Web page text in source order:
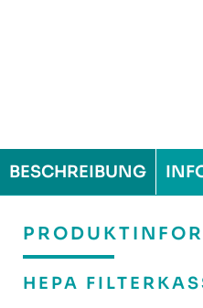
BESCHREIBUNG
HEPA